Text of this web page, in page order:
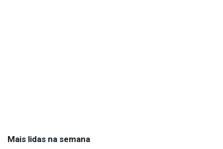
Mais lidas na semana